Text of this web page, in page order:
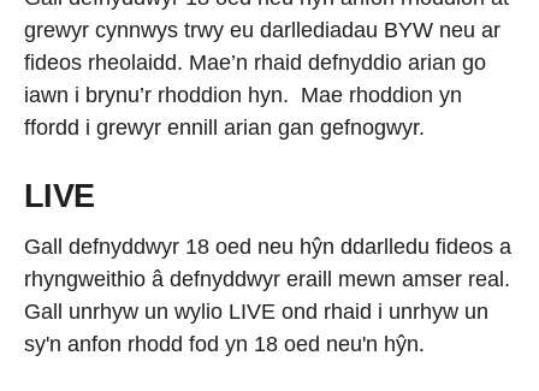
grewyr cynnwys trwy eu darllediadau BYW neu ar
fideos rheolaidd. Mae’n rhaid defnyddio arian go
iawn i brynu’r rhoddion hyn. Mae rhoddion yn
ffordd i grewyr ennill arian gan gefnogwyr.
LIVE
Gall defnyddwyr 18 oed neu hŷn ddarlledu fideos a
rhyngweithio â defnyddwyr eraill mewn amser real.
Gall unrhyw un wylio LIVE ond rhaid i unrhyw un
sy'n anfon rhodd fod yn 18 oed neu'n hŷn.